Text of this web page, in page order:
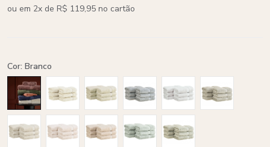
ou em 2x de R$ 119,95 no cartão
Cor: Branco